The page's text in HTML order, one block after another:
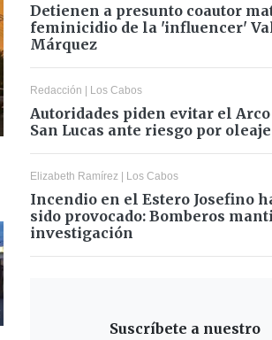
Detienen a presunto coautor
feminicidio de la 'influencer'
Márquez
Redacción | Los Cabos
Autoridades piden evitar el Arco
San Lucas ante riesgo por oleaje
Elizabeth Ramírez | Los Cabos
Incendio en el Estero Josefino
sido provocado: Bomberos
investigación
Suscríbete a nuestro